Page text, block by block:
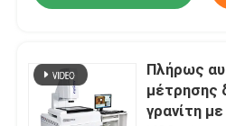
Πλήρως
μέτρησης
γρανίτη